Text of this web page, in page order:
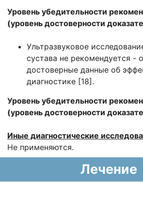
Уровень убедительности
(уровень достоверности
Ультразвуковое
сустава не рекомендуется -
достоверные данные об
диагностике [18].
Уровень убедительности
(уровень достоверности
Иные диагностические
Не применяются.
Лечение